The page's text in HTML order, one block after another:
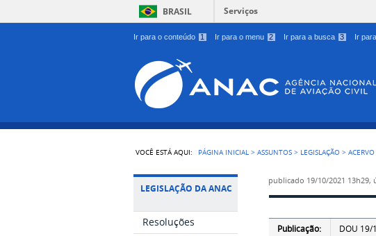
Ir para o conteúdo 1 Ir para o menu 2 Ir para a busca 3 Ir
BRASIL Serviços
VOCÊ ESTÁ AQUI: PÁGINA INICIAL >ASSUNTOS > LEGISLAÇÃO >
LEGISLAÇÃO DA ANAC
Resoluções
publicado 19/10/2021 13h29,
Publicação:
DOU 19/